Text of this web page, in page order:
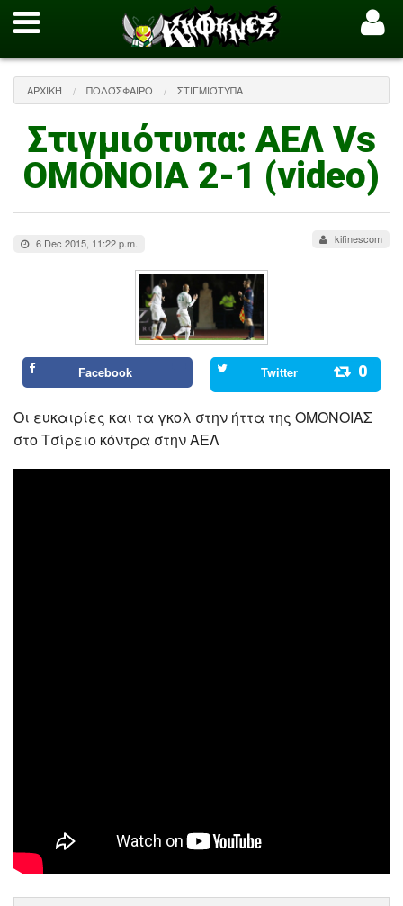
ΑΡΧΙΚΉ ΠΟΔΌΣΦΑΙΡΟ ΣΤΙΓΜΙΌΤΥΠΑ
Στιγμιότυπα: ΑΕΛ Vs
ΟΜΟΝΟΙΑ 2-1 (video)
6 Dec 2015, 11:22 p.m. kifinescom
Facebook Twitter 0
Οι ευκαιρίες και τα γκολ στην ήττα της ΟΜΟΝΟΙΑΣ
στο Τσίρειο κόντρα στην ΑΕΛ